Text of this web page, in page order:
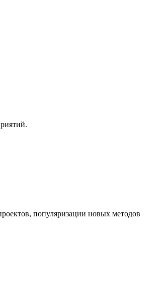
популяризации новых методов